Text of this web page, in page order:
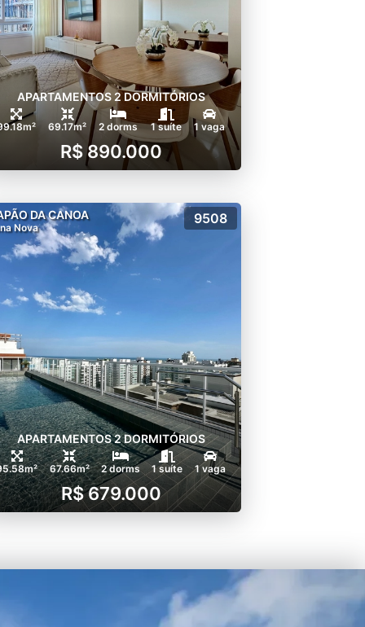
APARTAMENTOS 2 DORMITÓRIOS
69.17m² 2 dorms 1 suíte 1 vaga
R$ 890.000
DA CANOA
Nova
9508
APARTAMENTOS 2 DORMITÓRIOS
67.66m² 2 dorms 1 suíte 1 vaga
R$ 679.000